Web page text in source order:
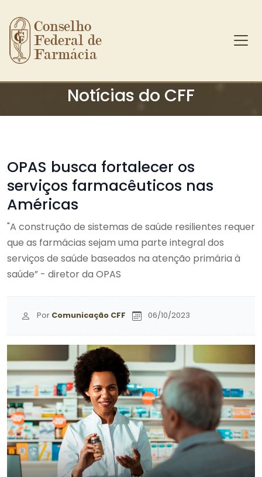
Ir para o conteúdo principal
Conselho
Federal de
Farmácia
Notícias do CFF
OPAS busca fortalecer os
serviços farmacêuticos nas
Américas
"A construção de sistemas de saúde resilientes requer
que as farmácias sejam uma parte integral dos
serviços de saúde baseados na atenção primária à
saúde” - diretor da OPAS
Por Comunicação CFF 06/10/2023